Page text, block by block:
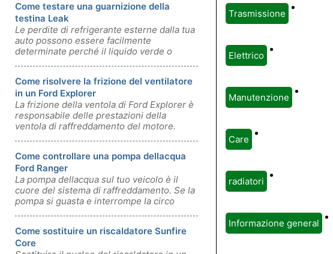
Come testare una guarnizione della
testina Leak
Le perdite di refrigerante esterne dalla tua
auto possono essere facilmente
determinate perché il liquido verde o
Come risolvere la frizione del ventilatore
in un Ford Explorer
La frizione della ventola di Ford Explorer è
responsabile delle prestazioni della
ventola di raffreddamento del motore.
Come controllare una pompa dellacqua
Ford Ranger
La pompa dellacqua sul tuo veicolo è il
cuore del sistema di raffreddamento. Se la
pompa si guasta e interrompe la circo
Come sostituire un riscaldatore Sunfire
Core
Trasmissione
Elettrico
Manutenzione
Care
radiatori
Informazione general